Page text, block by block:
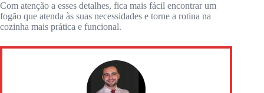
Com atenção a esses detalhes, fica mais fácil encontrar um
fogão que atenda às suas necessidades e torne a rotina na
cozinha mais prática e funcional.